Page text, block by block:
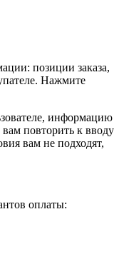
позиции заказа,
Нажмите
информацию
повторить к вводу
вам не подходят,
оплаты: